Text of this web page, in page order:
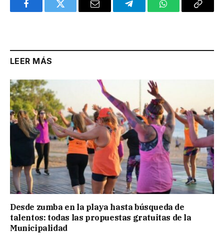
FacebookTwitter Email TelegramWhatsAppCopy
LEER MÁS
Desde zumba en la playa hasta búsqueda de
talentos: todas las propuestas gratuitas de la
Municipalidad